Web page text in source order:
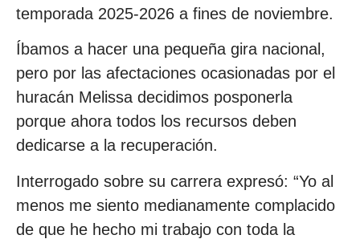
temporada 2025-2026 a fines de noviembre.
Íbamos a hacer una pequeña gira nacional,
pero por las afectaciones ocasionadas por el
huracán Melissa decidimos posponerla
porque ahora todos los recursos deben
dedicarse a la recuperación.
Interrogado sobre su carrera expresó: “Yo al
menos me siento medianamente complacido
de que he hecho mi trabajo con toda la